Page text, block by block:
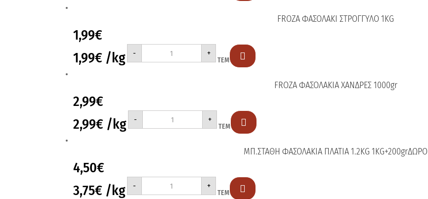
FROZA ΦΑΣΟΛΑΚΙ ΣΤΡΟΓΓΥΛΟ 1KG
1,99€
1,99€ /kg -
FROZA
ΦΑΣΟΛΑΚΙ
ΣΤΡΟΓΓΥΛΟ
+
ΤΕΜ 
FROZA ΦΑΣΟΛΑΚΙΑ ΧΑΝΔΡΕΣ 1000gr
2,99€
2,99€ /kg -
FROZA
ΦΑΣΟΛΑΚΙΑ
ΧΑΝΔΡΕΣ
+
ΤΕΜ 
ΜΠ.ΣΤΑΘΗ ΦΑΣΟΛΑΚΙΑ ΠΛΑΤΙΑ 1.2KG 1KG+200grΔΩΡΟ
4,50€
3,75€ /kg -
ΜΠ.ΣΤΑΘΗ
ΦΑΣΟΛΑΚΙΑ
ΠΛΑΤΙΑ
+
ΤΕΜ 